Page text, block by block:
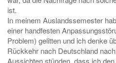
ist.
In meinem Auslandssemester
einer handfesten
Problem) gelitten und ich denke
Rückkehr nach Deutschland
Aussichten stünden, dass ich